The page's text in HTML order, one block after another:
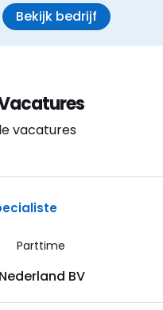
Bekijk bedrijf
vacatures
Parttime
BV